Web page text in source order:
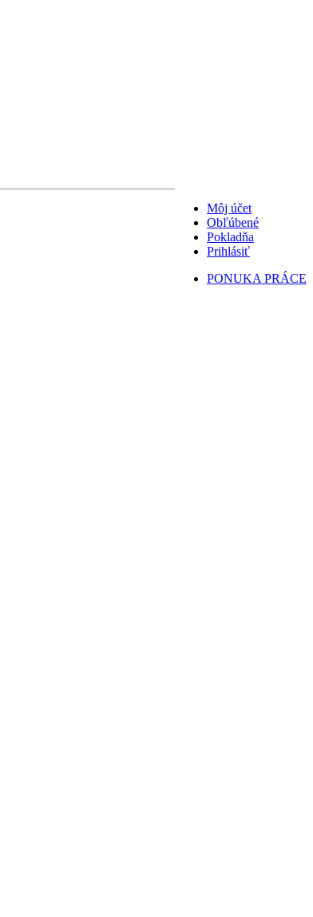
Môj účet
Obľúbené
Pokladňa
Prihlásiť
PONUKA PRÁCE